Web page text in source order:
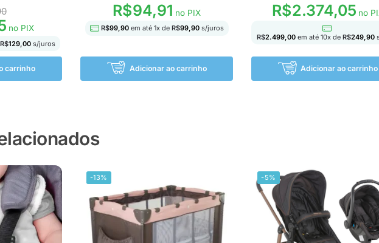
no PIX
R$129,00 s/juros
carrinho
R$94,91 no PIX
R$99,90 em até 1x de R$99,90s/juros
Adicionar ao carrinho
R$2.374,05no
R$2.499,00 em até 10x de R$249,90
Adicionar ao carrinho
-13% -5%